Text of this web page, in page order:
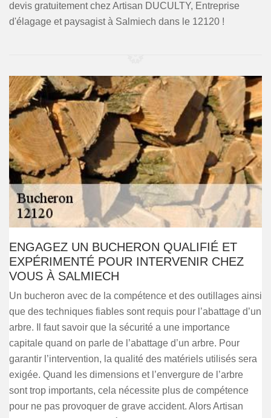
devis gratuitement chez Artisan DUCULTY, Entreprise
d'élagage et paysagist à Salmiech dans le 12120 !
ENGAGEZ UN BUCHERON QUALIFIÉ ET
EXPÉRIMENTÉ POUR INTERVENIR CHEZ
VOUS À SALMIECH
Un bucheron avec de la compétence et des outillages ainsi
que des techniques fiables sont requis pour l’abattage d’un
arbre. Il faut savoir que la sécurité a une importance
capitale quand on parle de l’abattage d’un arbre. Pour
garantir l’intervention, la qualité des matériels utilisés sera
exigée. Quand les dimensions et l’envergure de l’arbre
sont trop importants, cela nécessite plus de compétence
pour ne pas provoquer de grave accident. Alors Artisan